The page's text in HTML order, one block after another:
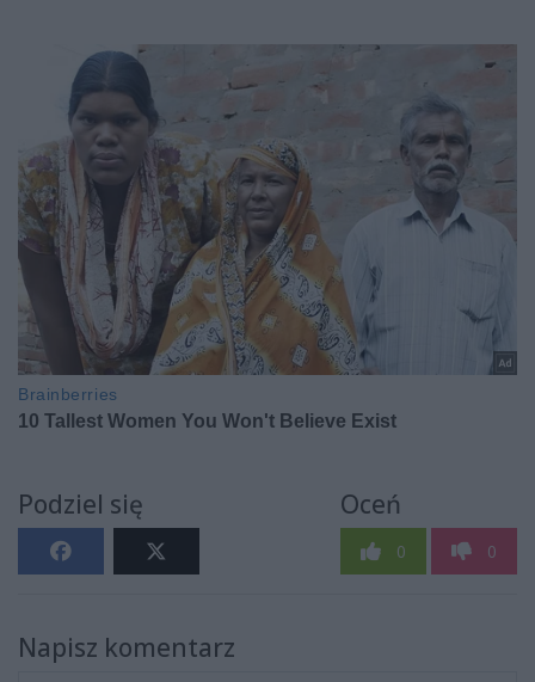
Podziel się Oceń
0 0
Napisz komentarz